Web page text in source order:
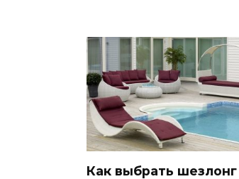
Как выбрать шезлонг